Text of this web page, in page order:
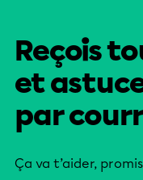
Reçois
et
par
Ça va t’aider,